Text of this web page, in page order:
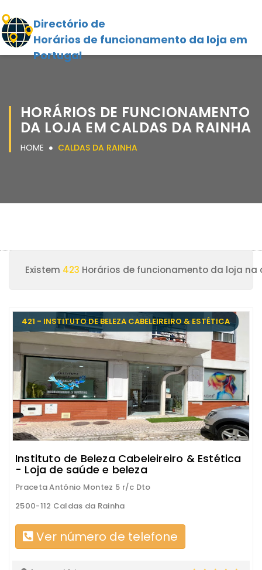
Directório de
Horários de funcionamento da loja em
Portugal
HORÁRIOS DE FUNCIONAMENTO
DA LOJA EM CALDAS DA RAINHA
HOME CALDAS DA RAINHA
Existem 423 Horários de funcionamento da loja
421 - INSTITUTO DE BELEZA CABELEIREIRO & ESTÉTICA
Instituto de Beleza Cabeleireiro & Estética
- Loja de saúde e beleza
Praceta António Montez 5 r/c Dto
2500-112 Caldas da Rainha
Ver número de telefone